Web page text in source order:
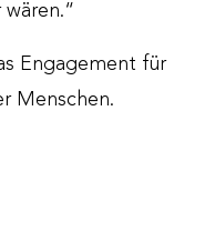
Engagement für
Menschen.